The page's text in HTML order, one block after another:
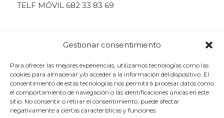
Gestionar consentimiento
Para ofrecer las mejores experiencias, utilizamos tecnologías como las
cookies para almacenar y/o acceder a la información del dispositivo. El
consentimiento de estas tecnologías nos permitirá procesar datos como
el comportamiento de navegación o las identificaciones únicas en este
sitio. No consentir o retirar el consentimiento, puede afectar
negativamente a ciertas características y funciones.
TELF MÓVIL 682 33 83 69